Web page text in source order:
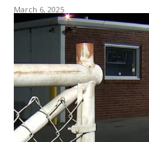
March 6, 2025